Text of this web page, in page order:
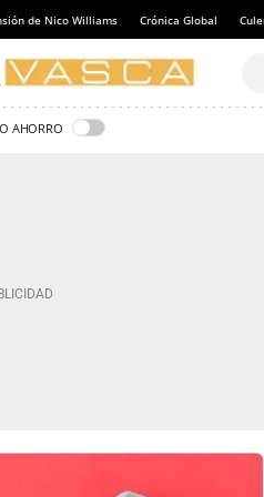
de Nico Williams Crónica Global
AHORRO